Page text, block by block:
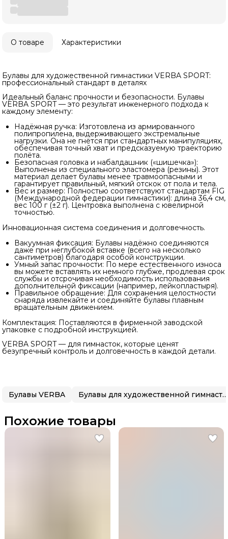
О товаре Характеристики
Булавы для художественной гимнастики VERBA SPORT:
профессиональный стандарт в деталях
Идеальный баланс прочности и безопасности. Булавы
VERBA SPORT — это результат инженерного подхода к
каждому элементу:
Надёжная ручка: Изготовлена из армированного
полипропилена, выдерживающего экстремальные
нагрузки. Она не гнётся при стандартных манипуляциях,
обеспечивая точный хват и предсказуемую траекторию
полёта.
Безопасная головка и набалдашник («шишечка»):
Выполнены из специального эластомера (резины). Этот
материал делает булавы менее травмоопасными и
гарантирует правильный, мягкий отскок от пола и тела.
Вес и размер: Полностью соответствуют стандартам FIG
(Международной федерации гимнастики): длина 36,4 см,
вес 100 г (±2 г). Центровка выполнена с ювелирной
точностью.
Инновационная система соединения и долговечность.
Вакуумная фиксация: Булавы надёжно соединяются
даже при неглубокой вставке (всего на несколько
сантиметров) благодаря особой конструкции.
Умный запас прочности: По мере естественного износа
вы можете вставлять их немного глубже, продлевая срок
службы и отсрочивая необходимость использования
дополнительной фиксации (например, лейкопластыря).
Правильное обращение: Для сохранения целостности
снаряда извлекайте и соединяйте булавы плавным
вращательным движением.
Комплектация: Поставляются в фирменной заводской
упаковке с подробной инструкцией.
VERBA SPORT — для гимнасток, которые ценят
безупречный контроль и долговечность в каждой детали.
Булавы VERBA Булавы для художественной гимнастики
Похожие товары